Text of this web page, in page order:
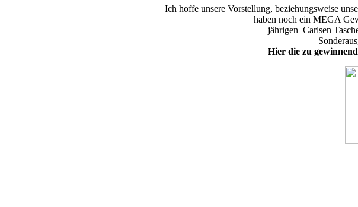
Ich hoffe unsere Vorstellung, beziehungsweise
haben noch ein MEGA
jährigen Carlsen
Hier die zu